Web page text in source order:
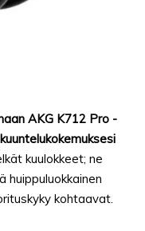
AKG K712 Pro -
kuulokkeet; ne
huippuluokkainen
kohtaavat.